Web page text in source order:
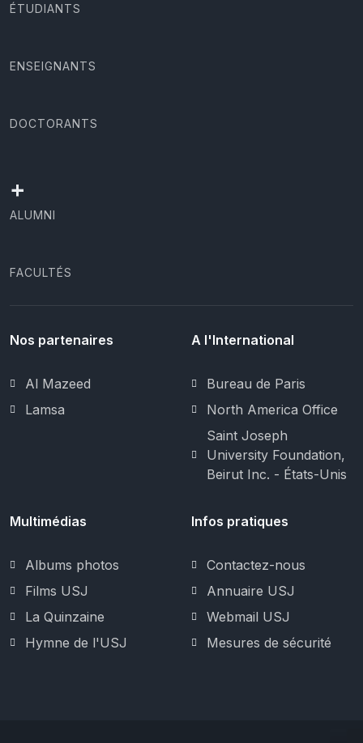
ÉTUDIANTS
ENSEIGNANTS
DOCTORANTS
+
ALUMNI
FACULTÉS
Nos partenaires
Al Mazeed
Lamsa
A l'International
Bureau de Paris
North America Office
Saint Joseph
University Foundation,
Beirut Inc. - États-Unis
Multimédias
Albums photos
Films USJ
La Quinzaine
Hymne de l'USJ
Infos pratiques
Contactez-nous
Annuaire USJ
Webmail USJ
Mesures de sécurité